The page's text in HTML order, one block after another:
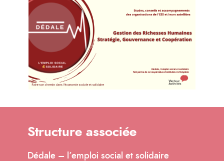
Structure associée
Dédale – l’emploi social et solidaire